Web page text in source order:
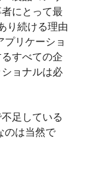
にとって最
り続ける理由
リケーショ
すべての企
ョナルは必
足している
のは当然で